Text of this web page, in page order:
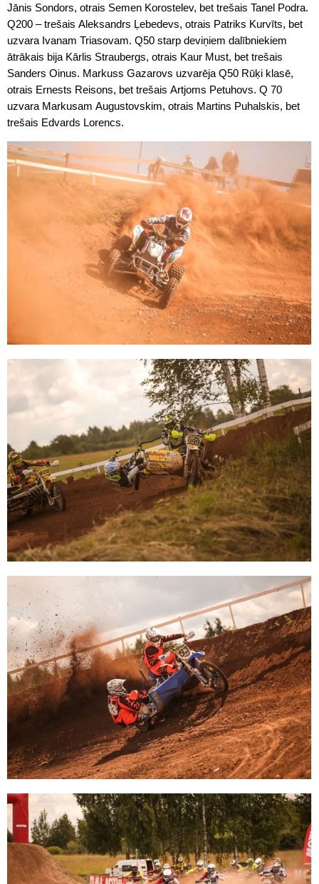
Jānis Sondors, otrais Semen Korostelev, bet trešais Tanel Podra.
Q200 – trešais Aleksandrs Ļebedevs, otrais Patriks Kurvīts, bet
uzvara Ivanam Triasovam. Q50 starp deviņiem dalībniekiem
ātrākais bija Kārlis Straubergs, otrais Kaur Must, bet trešais
Sanders Oinus. Markuss Gazarovs uzvarēja Q50 Rūķi klasē,
otrais Ernests Reisons, bet trešais Artjoms Petuhovs. Q 70
uzvara Markusam Augustovskim, otrais Martins Puhalskis, bet
trešais Edvards Lorencs.